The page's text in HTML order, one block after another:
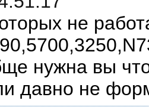
не
нужна вы
давно не